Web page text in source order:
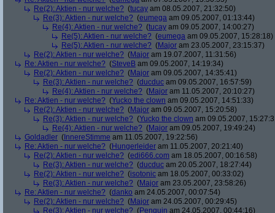
Re(2): Aktien - nur welche? (tucay am 08.05.2007, 21:32:50)
Re(3): Aktien - nur welche? (eumega am 09.05.2007, 01:13:44)
Re(4): Aktien - nur welche? (tucay am 09.05.2007, 14:00:27)
Re(5): Aktien - nur welche? (eumega am 09.05.2007, 15:28:18)
Re(5): Aktien - nur welche? (Major am 23.05.2007, 23:15:37)
Re(2): Aktien - nur welche? (Major am 19.07.2007, 11:31:56)
Re: Aktien - nur welche? (SteveB am 09.05.2007, 14:19:34)
Re(2): Aktien - nur welche? (Major am 09.05.2007, 14:35:41)
Re(3): Aktien - nur welche? (ducduc am 09.05.2007, 16:57:59)
Re(4): Aktien - nur welche? (Major am 11.05.2007, 20:10:27)
Re: Aktien - nur welche? (Yucko the clown am 09.05.2007, 14:51:33)
Re(2): Aktien - nur welche? (Major am 09.05.2007, 15:20:58)
Re(3): Aktien - nur welche? (Yucko the clown am 09.05.2007,
Re(4): Aktien - nur welche? (Major am 09.05.2007, 19:49:24)
Goldadler ( InnereStimme am 11.05.2007, 19:22:56)
Re: Aktien - nur welche? (Hungerleider am 11.05.2007, 20:21:40)
Re(2): Aktien - nur welche? (edi666.com am 18.05.2007, 00:16:58)
Re(3): Aktien - nur welche? (ducduc am 20.05.2007, 18:27:44)
Re(2): Aktien - nur welche? (isotonic am 18.05.2007, 00:33:02)
Re(3): Aktien - nur welche? (Major am 23.05.2007, 23:58:26)
Re: Aktien - nur welche? (danko am 24.05.2007, 00:07:54)
Re(2): Aktien - nur welche? (Major am 24.05.2007, 00:29:45)
Re(3): Aktien - nur welche? (Penguin am 24.05.2007, 00:44:16)